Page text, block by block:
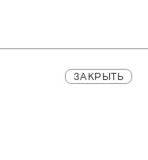
ЗАКРЫТЬ